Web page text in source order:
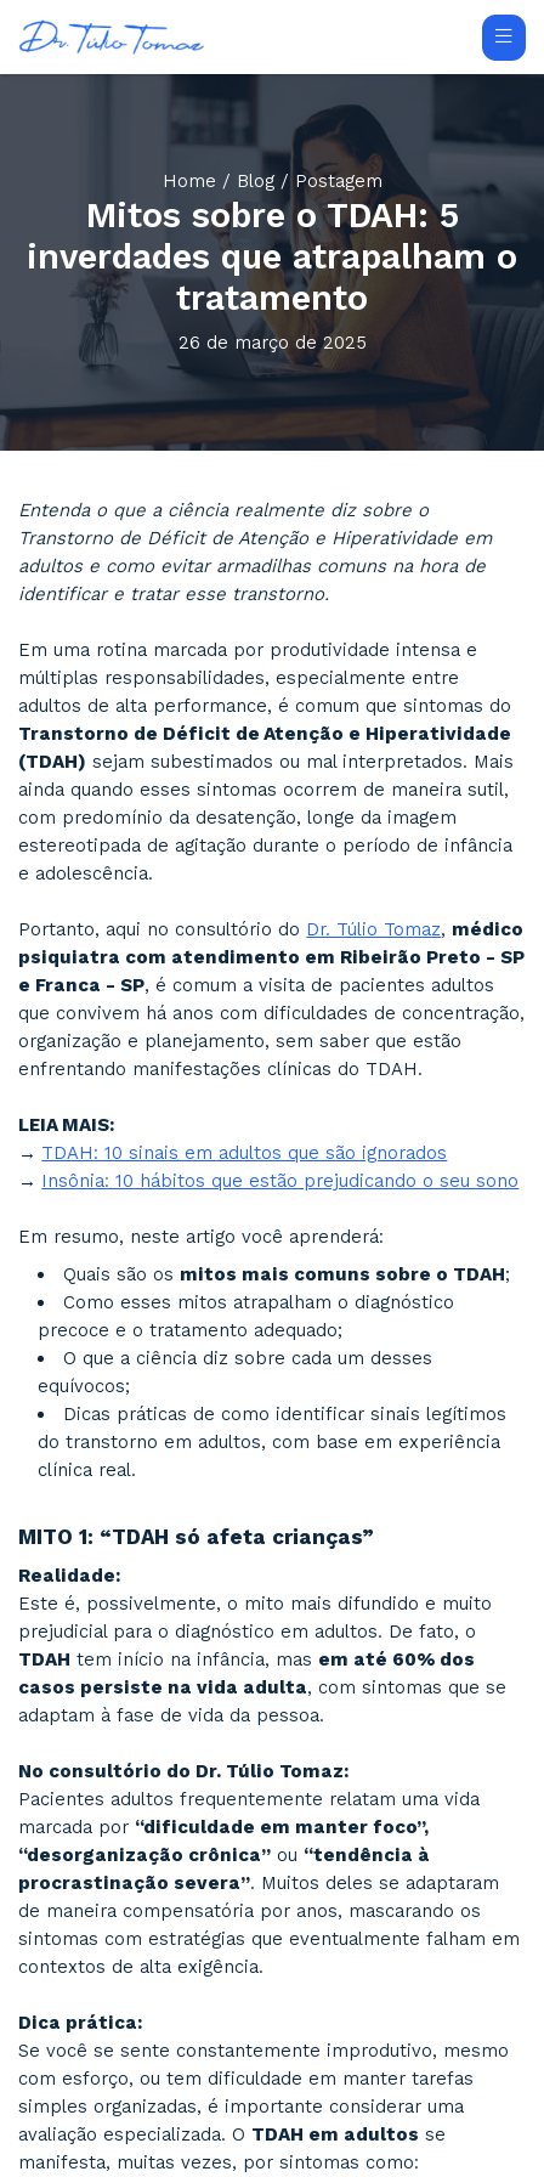
Home/ Blog/ Postagem
Mitos sobre o
inverdades que
tratamento
26 de março de 2025
Entenda o que a ciência realmente diz sobre o
Transtorno de Déficit de Atenção e
adultos e como evitar armadilhas comuns na
identificar e tratar esse transtorno.
Em uma rotina marcada por produtividade
múltiplas responsabilidades, especialmente
adultos de alta performance, é comum que
Transtorno de Déficit de Atenção e
(TDAH)sejam subestimados ou mal
ainda quando esses sintomas ocorrem de
com predomínio da desatenção, longe da
estereotipada de agitação durante o período
Portanto, aqui no consultório doDr. Túlio
psiquiatra com atendimento em Ribeirão
e Franca - SP , é comum a visita de pacientes
que convivem há anos com dificuldades de
organização e planejamento, sem saber que
enfrentando manifestações clínicas do TDAH.
LEIA MAIS:
→TDAH: 10 sinais em adultos que são
→Insônia: 10 hábitos que estão prejudicando
Em resumo, neste artigo você aprenderá:
Quais são os
mitos mais comuns sobre
Como esses mitos atrapalham o
precoce e o tratamento adequado;
O que a ciência diz sobre cada um desses
equívocos;
Dicas práticas de como identificar sinais
do transtorno em adultos, com base em
clínica real.
MITO 1: “TDAH só afeta crianças”
Realidade:
prejudicial para o diagnóstico em adultos. De
TDAHtem início na infância, masem até
casos persiste na vida adulta, com
adaptam à fase de vida da pessoa.